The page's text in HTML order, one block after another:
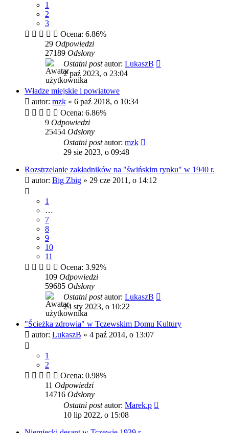
1
2
3
Ocena: 6.86%
29 Odpowiedzi
27189 Odsłony
Ostatni postautor: LukaszB
2 paź 2023, o 23:04
Władze miejskie i powiatowe
autor: mzk » 6 paź 2018, o 10:34
Ocena: 6.86%
9 Odpowiedzi
25454 Odsłony
Ostatni postautor: mzk
29 sie 2023, o 09:48
Rozstrzelanie zakładników na "świńskim rynku" w 1940 r.
autor: Big Zbig » 29 cze 2011, o 14:12
1
…
7
8
9
10
11
Ocena: 3.92%
109 Odpowiedzi
59685 Odsłony
Ostatni postautor: LukaszB
24 sty 2023, o 10:22
"Ścieżka zdrowia" w Tczewskim Domu Kultury
autor: LukaszB » 4 paź 2014, o 13:07
1
2
Ocena: 0.98%
11 Odpowiedzi
14716 Odsłony
Ostatni postautor: Marek.p
10 lip 2022, o 15:08